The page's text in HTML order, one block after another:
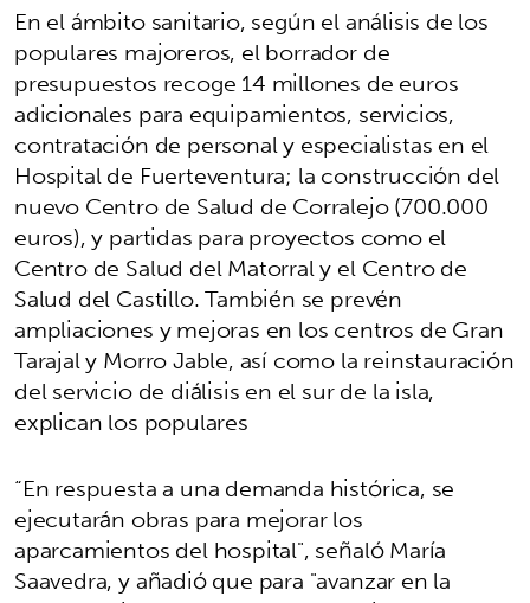
En el ámbito sanitario, según el análisis de los
populares majoreros, el borrador de
presupuestos recoge 14 millones de euros
adicionales para equipamientos, servicios,
contratación de personal y especialistas en el
Hospital de Fuerteventura; la construcción del
nuevo Centro de Salud de Corralejo (700.000
euros), y partidas para proyectos como el
Centro de Salud del Matorral y el Centro de
Salud del Castillo. También se prevén
ampliaciones y mejoras en los centros de Gran
Tarajal y Morro Jable, así como la reinstauración
del servicio de diálisis en el sur de la isla,
explican los populares
“En respuesta a una demanda histórica, se
ejecutarán obras para mejorar los
aparcamientos del hospital", señaló María
Saavedra, y añadió que para "avanzar en la